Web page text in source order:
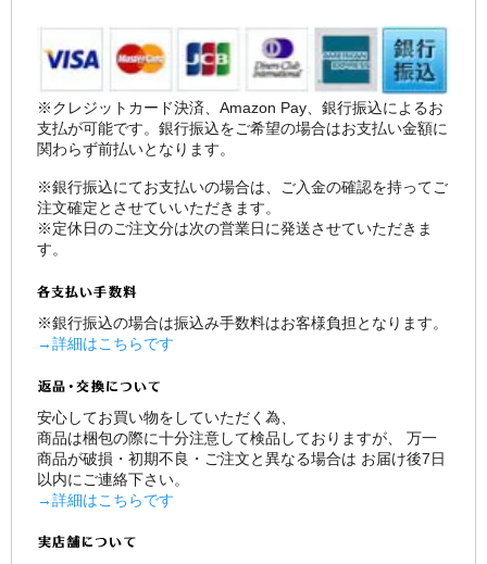
※クレジットカード決済、Amazon Pay、銀行振込によるお
支払が可能です。銀行振込をご希望の場合はお支払い金額に
関わらず前払いとなります。
※銀行振込にてお支払いの場合は、ご入金の確認を持ってご
注文確定とさせていいただきます。
※定休日のご注文分は次の営業日に発送させていただきま
す。
※銀行振込の場合は振込み手数料はお客様負担となります。
→詳細はこちらです
安心してお買い物をしていただく為、
商品は梱包の際に十分注意して検品しておりますが、 万一
商品が破損・初期不良・ご注文と異なる場合は お届け後7日
以内にご連絡下さい。
→詳細はこちらです